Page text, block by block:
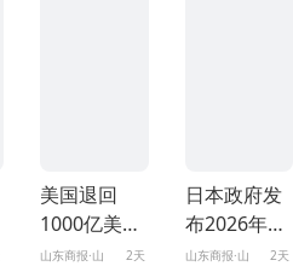
美国退回
1000亿美元
关税
山东商报·山
2天
日本政府发
布2026年版
《防卫白皮
山东商报·山
2天